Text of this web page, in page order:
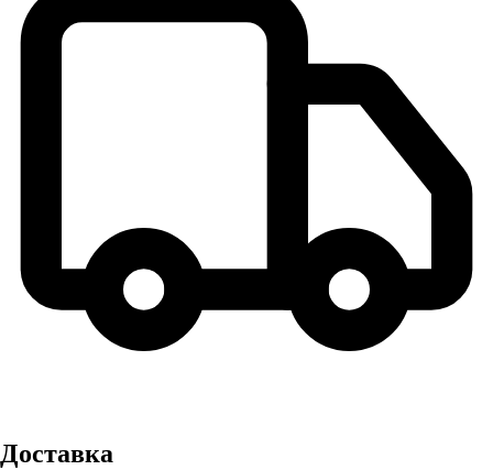
Доставка